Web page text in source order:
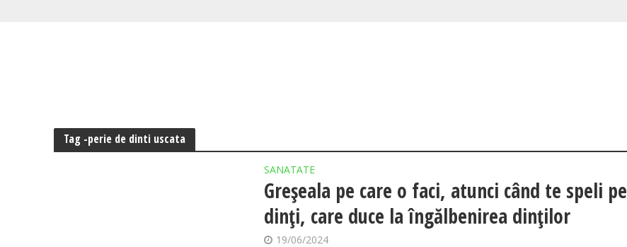
Tag -perie de dinti uscata
SANATATE
Greșeala pe care o faci, atunci când te speli pe
dinți, care duce la îngălbenirea dinților
19/06/2024